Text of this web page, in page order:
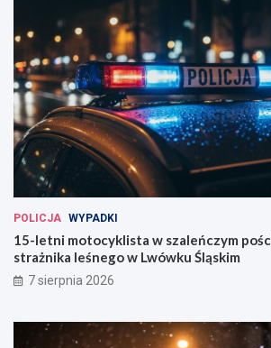
POLICJA WYPADKI
15-letni motocyklista w szaleńczym
strażnika leśnego w Lwówku Śląskim
7 sierpnia 2026